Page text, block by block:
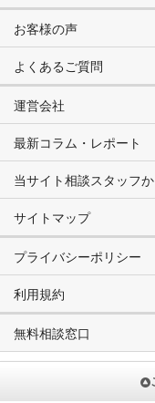
お客様の声
よくあるご質問
運営会社
最新コラム・レポート
当サイト相談スタッフ
サイトマップ
プライバシーポリシー
利用規約
無料相談窓口